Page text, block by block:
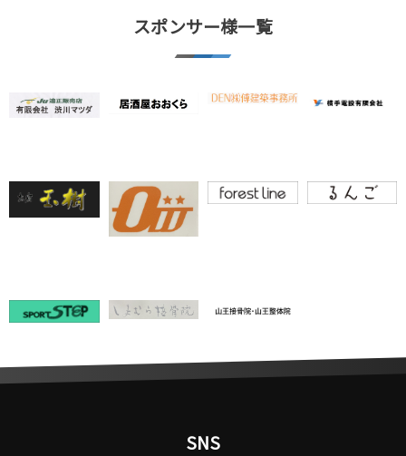
スポンサー様一覧
SNS